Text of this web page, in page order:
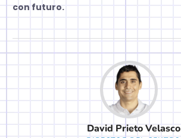
con futuro.
David Prieto Velasco